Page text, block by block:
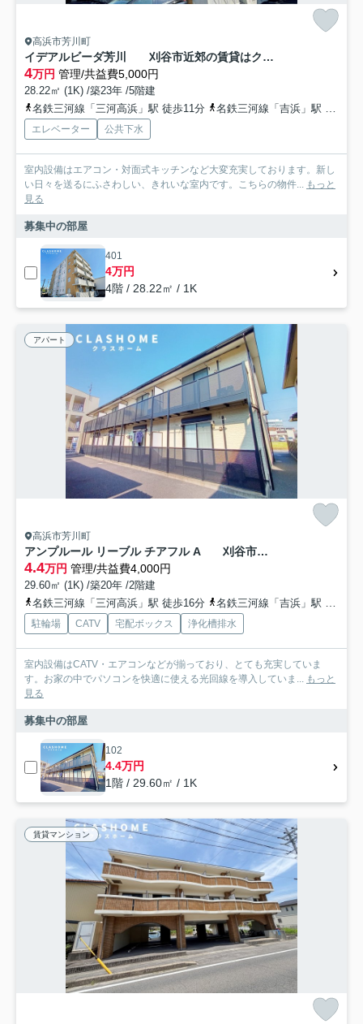
高浜市芳川町
イデアルビーダ芳川 刈谷市近郊の賃貸はクラスホーム
4万円 管理/共益費5,000円
28.22㎡ (1K) /築23年 /5階建
名鉄三河線「三河高浜」駅 徒歩11分
名鉄三河線「吉浜」駅 徒歩18分
エレベーター 公共下水
室内設備はエアコン・対面式キッチンなど大変充実しております。新し
い日々を送るにふさわしい、きれいな室内です。こちらの物件... もっと
見る
募集中の部屋
401
4万円
4階 / 28.22㎡ / 1K
アパート
高浜市芳川町
アンプルール リーブル チアフル A 刈谷市近郊の賃貸ならクラスホーム刈谷店
4.4万円 管理/共益費4,000円
29.60㎡ (1K) /築20年 /2階建
名鉄三河線「三河高浜」駅 徒歩16分
名鉄三河線「吉浜」駅 徒歩19分
駐輪場 CATV 宅配ボックス 浄化槽排水
室内設備はCATV・エアコンなどが揃っており、とても充実していま
す。お家の中でパソコンを快適に使える光回線を導入していま... もっと
見る
募集中の部屋
102
4.4万円
1階 / 29.60㎡ / 1K
賃貸マンション